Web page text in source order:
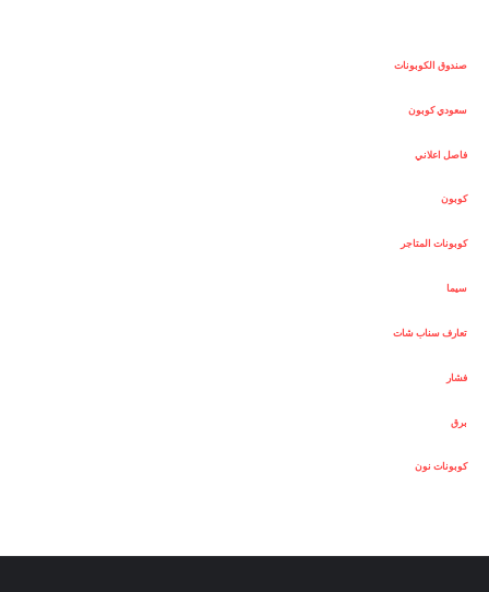
صندوق الكوبونات
سعودي كوبون
فاصل اعلاني
كوبون
كوبونات المتاجر
سيما
تعارف سناب شات
فشار
برق
كوبونات نون